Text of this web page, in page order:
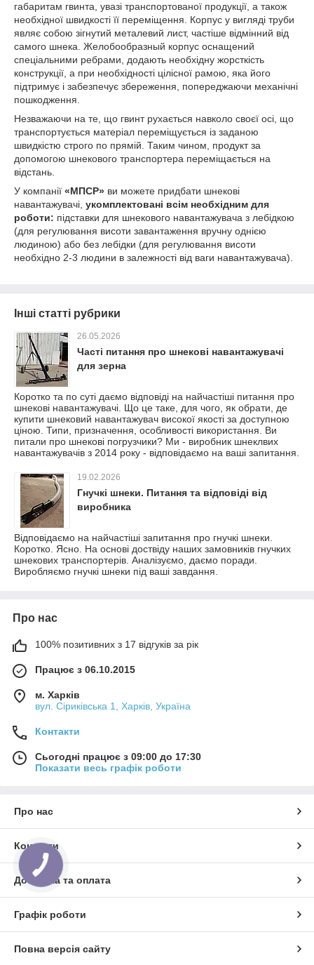
габаритам гвинта, увазі транспортованої продукції, а також
необхідної швидкості її переміщення. Корпус у вигляді труби
являє собою зігнутий металевий лист, частіше відмінний від
самого шнека. Желобообразный корпус оснащений
спеціальними ребрами, додають необхідну жорсткість
конструкції, а при необхідності цілісної рамою, яка його
підтримує і забезпечує збереження, попереджаючи механічні
пошкодження.
Незважаючи на те, що гвинт рухається навколо своєї осі, що
транспортується матеріал переміщується із заданою
швидкістю строго по прямій. Таким чином, продукт за
допомогою шнекового транспортера переміщається на
відстань.
У компанії «МПСР» ви можете придбати шнекові
навантажувачі, укомплектовані всім необхідним для
роботи: підставки для шнекового навантажувача з лебідкою
(для регулювання висоти завантаження вручну однією
людиною) або без лебідки (для регулювання висоти
необхідно 2-3 людини в залежності від ваги навантажувача).
Інші статті рубрики
26.05.2026
Часті питання про шнекові навантажувачі
для зерна
Коротко та по суті даємо відповіді на найчастіші питання про
шнекові навантажувачі. Що це таке, для чого, як обрати, де
купити шнековий навантажувач високої якості за доступною
ціною. Типи, призначення, особливості використання. Ви
питали про шнекові погрузчики? Ми - виробник шнеклвих
навантажувачів з 2014 року - відповідаємо на ваші запитання.
19.02.2026
Гнучкі шнеки. Питання та відповіді від
виробника
Відповідаємо на найчастіші запитання про гнучкі шнеки.
Коротко. Ясно. На основі доствіду наших замовників гнучких
шнекових транспортерів. Аналізуємо, даємо поради.
Виробляємо гнучкі шнеки під ваші завдання.
Про нас
100% позитивних з 17 відгуків за рік
Працює з 06.10.2015
м. Харків
вул. Сіриківська 1, Харків, Україна
Контакти
Сьогодні працює з 09:00 до 17:30
Показати весь графік роботи
Про нас
Контакти
Доставка та оплата
Графік роботи
Повна версія сайту
КНОПКА
ЗВ'ЯЗКУ